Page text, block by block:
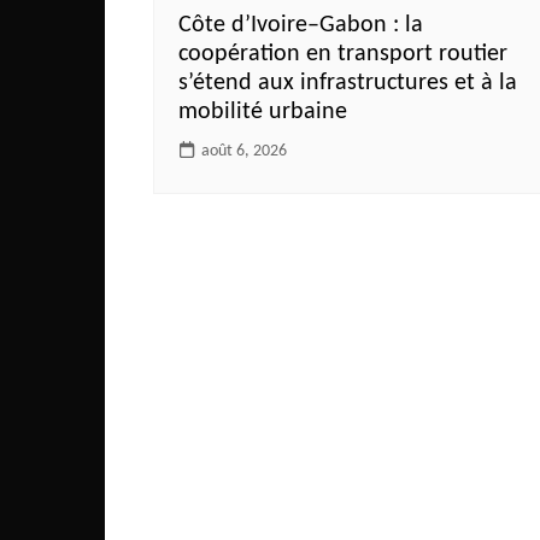
Côte d’Ivoire–Gabon : la
coopération en transport routier
s’étend aux infrastructures et à la
mobilité urbaine
août 6, 2026